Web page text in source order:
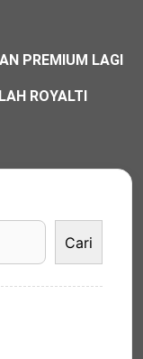
PREMIUM LAGI
ROYALTI
Cari